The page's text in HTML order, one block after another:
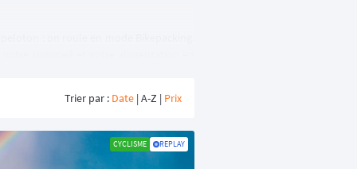
: on roule en mode Bikepacking.
sommeil et votre alimentation en
Trier par : Date | A-Z | Prix
CYCLISME REPLAY